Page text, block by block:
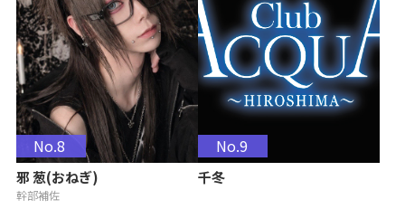
No.8
邪 葱(おねぎ)
幹部補佐
No.9
千冬